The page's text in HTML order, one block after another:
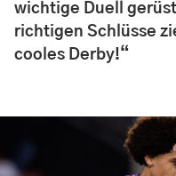
wichtige Duell
richtigen Schlüsse
cooles Derby!“